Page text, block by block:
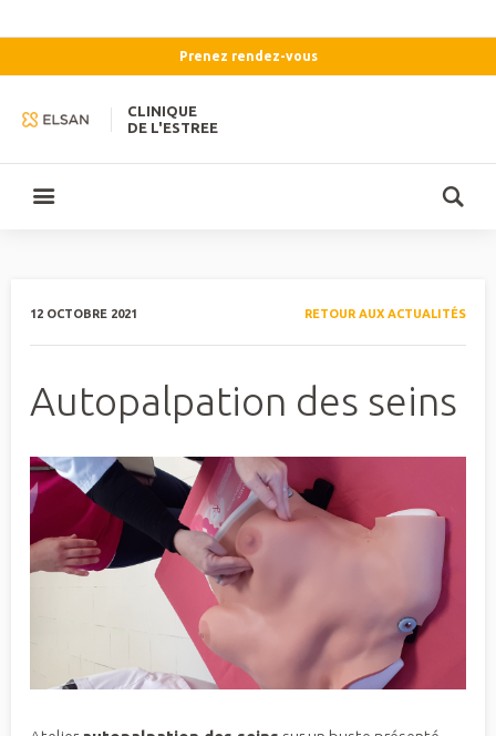
Prenez rendez-vous
CLINIQUE
DE L'ESTREE
12 OCTOBRE 2021 RETOUR AUX ACTUALITÉS
Autopalpation des seins